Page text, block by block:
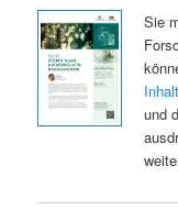
Sie
und